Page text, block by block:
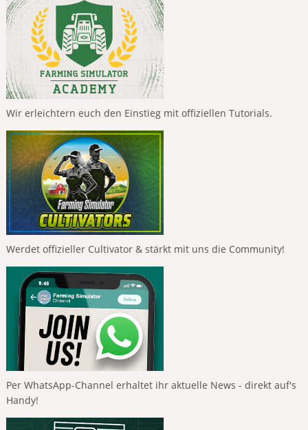
Wir erleichtern euch den Einstieg mit offiziellen Tutorials.
Werdet offizieller Cultivator & stärkt mit uns die Community!
Per WhatsApp-Channel erhaltet ihr aktuelle News - direkt auf's
Handy!